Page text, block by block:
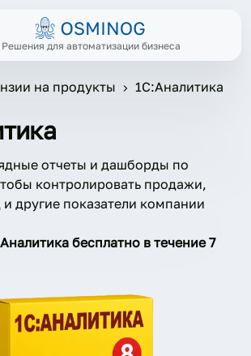
Решения для автоматизации бизнеса
на продукты 1С:Аналитика
отчеты и дашборды по
контролировать продажи,
другие показатели компании
бесплатно в течение 7